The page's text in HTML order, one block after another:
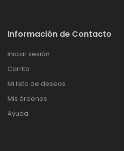
Información de Contacto
Iniciar sesión
Carrito
Mi lista de deseos
Mis órdenes
Ayuda